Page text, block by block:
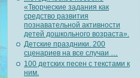
«Творческие задания как
средство развития
познавательной активности
детей дошкольного возраста».
Детские праздники. 200
сценариев на все случаи …
100 детских песен с текстами к
ним.